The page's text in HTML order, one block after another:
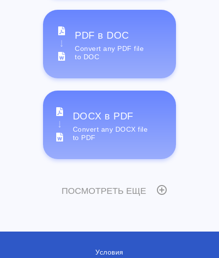
PDF в DOC
Convert any PDF file
to DOC
DOCX в PDF
Convert any DOCX file
to PDF
ПОСМОТРЕТЬ ЕЩЕ
Условия